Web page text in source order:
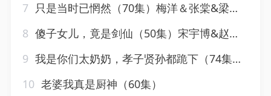
7 只是当时已惘然（70集）梅洋＆张棠&梁思佳
8 傻子女儿，竟是剑仙（50集）宋宇博&赵梦娜
9 我是你们太奶奶，孝子贤孙都跪下（74集）韩叙&张可艾
10 老婆我真是厨神（60集）